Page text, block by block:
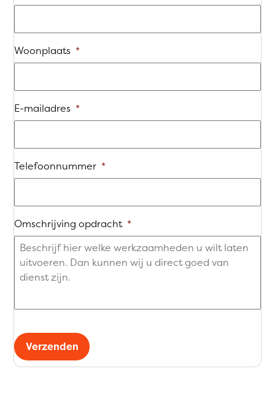
Woonplaats *
E-mailadres *
Telefoonnummer *
Omschrijving opdracht *
Verzenden